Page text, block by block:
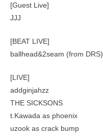
[Guest Live]
JJJ
[BEAT LIVE]
ballhead&2seam (from DRS)
[LIVE]
addginjahzz
THE SICKSONS
t.Kawada as phoenix
uzook as crack bump